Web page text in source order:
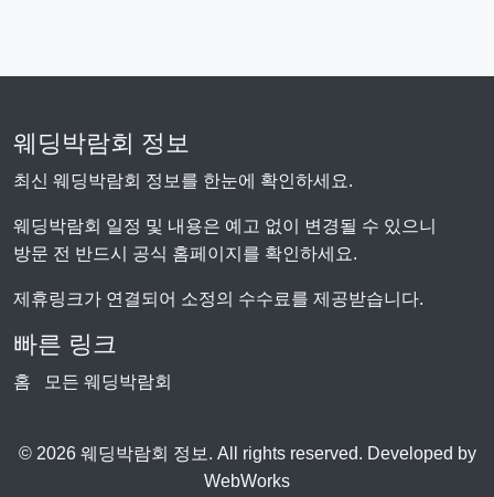
웨딩박람회 정보
최신 웨딩박람회 정보를 한눈에 확인하세요.
웨딩박람회 일정 및 내용은 예고 없이 변경될 수 있으니
방문 전 반드시 공식 홈페이지를 확인하세요.
제휴링크가 연결되어 소정의 수수료를 제공받습니다.
빠른 링크
홈 모든 웨딩박람회
© 2026 웨딩박람회 정보. All rights reserved. Developed by
WebWorks